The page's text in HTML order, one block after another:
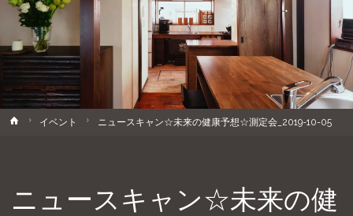
ホ
イベント ニュースキャン☆未来の健康予想☆測定会_2019-10-05
ニュースキャン☆未来の健